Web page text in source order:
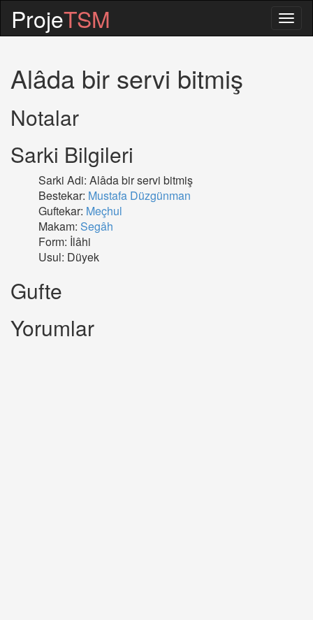
ProjeTSM
Alâda bir servi bitmiş
Notalar
Sarki Bilgileri
Sarki Adi: Alâda bir servi bitmiş
Bestekar: Mustafa Düzgünman
Guftekar: Meçhul
Makam: Segâh
Form: İlâhi
Usul: Düyek
Gufte
Yorumlar